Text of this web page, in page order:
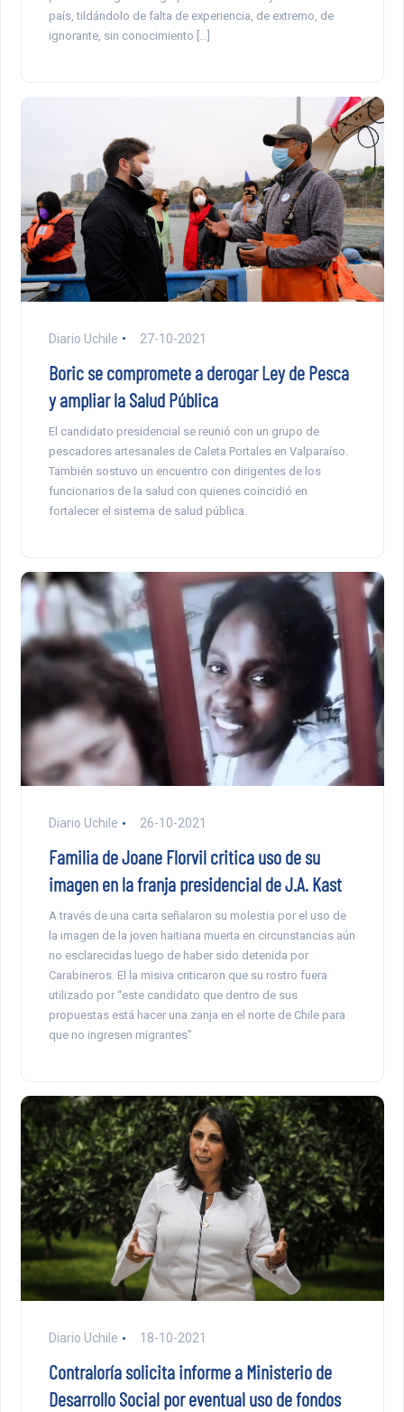
país, tildándolo de falta de experiencia, de extremo, de
ignorante, sin conocimiento […]
Diario Uchile 27-10-2021
Boric se compromete a derogar Ley de Pesca
y ampliar la Salud Pública
El candidato presidencial se reunió con un grupo de
pescadores artesanales de Caleta Portales en Valparaíso.
También sostuvo un encuentro con dirigentes de los
funcionarios de la salud con quienes coincidió en
fortalecer el sistema de salud pública.
Diario Uchile 26-10-2021
Familia de Joane Florvil critica uso de su
imagen en la franja presidencial de J.A. Kast
A través de una carta señalaron su molestia por el uso de
la imagen de la joven haitiana muerta en circunstancias aún
no esclarecidas luego de haber sido detenida por
Carabineros. El la misiva criticaron que su rostro fuera
utilizado por “este candidato que dentro de sus
propuestas está hacer una zanja en el norte de Chile para
que no ingresen migrantes”
Diario Uchile 18-10-2021
Contraloría solicita informe a Ministerio de
Desarrollo Social por eventual uso de fondos